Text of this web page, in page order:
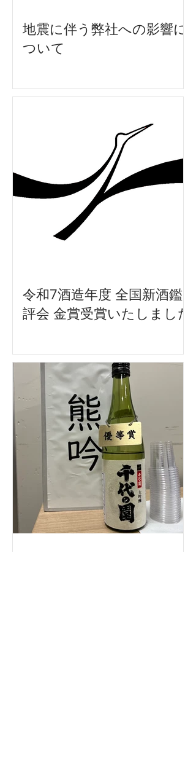
地震に伴う弊社への影響に
ついて
令和7酒造年度 全国新酒鑑
評会 金賞受賞いたしました